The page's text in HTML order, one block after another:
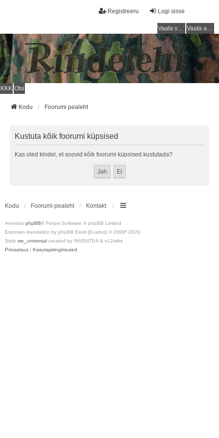
Logi sisse
Registreeru
Vaata vastamata teemasi Vaata aktiivseid teemasid
KKK Otsi
Kodu Foorumi pealeht
Kustuta kõik foorumi küpsised
Kas oled kindel, et soovid kõik foorumi küpsised kustutada?
Kodu Foorumi pealeht Kontakt
Arendas phpBB® Forum Software © phpBB Limited
Estonian translation by phpBB Eesti [Exabot] © 2008*-2020
Style we_universal created by INVENTEA & v12mike
Privaatsus | Kasutajatingimused